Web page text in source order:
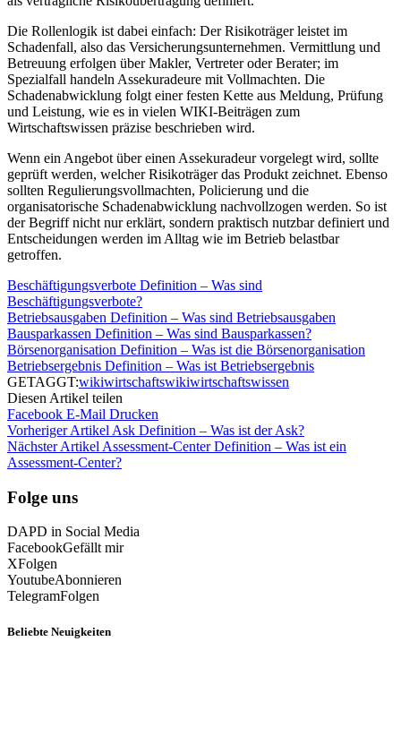
Die Rollenlogik ist dabei einfach: Der Risikoträger leistet im
Schadenfall, also das Versicherungsunternehmen. Vermittlung und
Betreuung erfolgen über Makler, Vertreter oder Berater; im
Spezialfall handeln Assekuradeure mit Vollmachten. Die
Schadenabwicklung folgt einer festen Kette aus Meldung, Prüfung
und Leistung, wie es in vielen WIKI-Beiträgen zum
Wirtschaftswissen präzise beschrieben wird.
Wenn ein Angebot über einen Assekuradeur vorgelegt wird, sollte
geprüft werden, welcher Risikoträger das Produkt zeichnet. Ebenso
sollten Regulierungsvollmachten, Policierung und die
organisatorische Schadenabwicklung nachvollzogen werden. So ist
der Begriff nicht nur erklärt, sondern praktisch nutzbar definiert und
Entscheidungen werden im Alltag wie im Betrieb belastbar
getroffen.
Beschäftigungsverbote Definition – Was sind
Beschäftigungsverbote?
Betriebsausgaben Definition – Was sind Betriebsausgaben
Bausparkassen Definition – Was sind Bausparkassen?
Börsenorganisation Definition – Was ist die Börsenorganisation
Betriebsergebnis Definition – Was ist Betriebsergebnis
GETAGGT:wikiwirtschaftswikiwirtschaftswissen
Diesen Artikel teilen
Facebook E-Mail Drucken
Vorheriger Artikel Ask Definition – Was ist der Ask?
Nächster Artikel Assessment-Center Definition – Was ist ein
Assessment-Center?
Folge uns
DAPD in Social Media
FacebookGefällt mir
XFolgen
YoutubeAbonnieren
TelegramFolgen
Beliebte Neuigkeiten